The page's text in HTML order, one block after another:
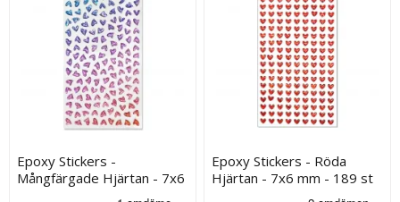
Epoxy Stickers -
Mångfärgade Hjärtan - 7x6
Epoxy Stickers - Röda
Hjärtan - 7x6 mm - 189 st